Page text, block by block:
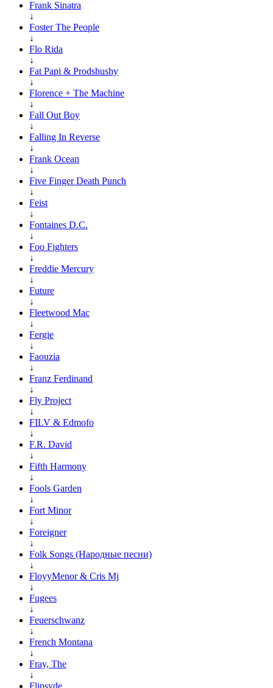
Frank Sinatra
↓
Foster The People
↓
Flo Rida
↓
Fat Papi & Prodshushy
↓
Florence + The Machine
↓
Fall Out Boy
↓
Falling In Reverse
↓
Frank Ocean
↓
Five Finger Death Punch
↓
Feist
↓
Fontaines D.C.
↓
Foo Fighters
↓
Freddie Mercury
↓
Future
↓
Fleetwood Mac
↓
Fergie
↓
Faouzia
↓
Franz Ferdinand
↓
Fly Project
↓
FILV & Edmofo
↓
F.R. David
↓
Fifth Harmony
↓
Fools Garden
↓
Fort Minor
↓
Foreigner
↓
Folk Songs (Народные песни)
↓
FloyyMenor & Cris Mj
↓
Fugees
↓
Feuerschwanz
↓
French Montana
↓
Fray, The
↓
Flipsyde